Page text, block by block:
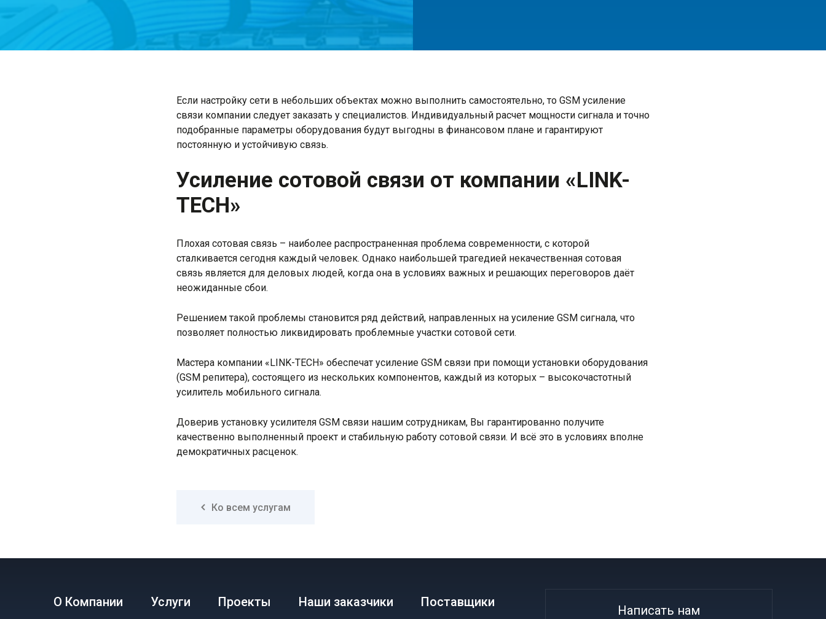
Если настройку сети в небольших объектах можно выполнить самостоятельно, то GSM усиление
связи компании следует заказать у специалистов. Индивидуальный расчет мощности сигнала и точно
подобранные параметры оборудования будут выгодны в финансовом плане и гарантируют
постоянную и устойчивую связь.
Усиление сотовой связи от компании «LINK-
TECH»
Плохая сотовая связь – наиболее распространенная проблема современности, с которой
сталкивается сегодня каждый человек. Однако наибольшей трагедией некачественная сотовая
связь является для деловых людей, когда она в условиях важных и решающих переговоров даёт
неожиданные сбои.
Решением такой проблемы становится ряд действий, направленных на усиление GSM сигнала, что
позволяет полностью ликвидировать проблемные участки сотовой сети.
Мастера компании «LINK-TECH» обеспечат усиление GSM связи при помощи установки оборудования
(GSM репитера), состоящего из нескольких компонентов, каждый из которых – высокочастотный
усилитель мобильного сигнала.
Доверив установку усилителя GSM связи нашим сотрудникам, Вы гарантированно получите
качественно выполненный проект и стабильную работу сотовой связи. И всё это в условиях вполне
демократичных расценок.
Ко всем услугам
О Компании Услуги Проекты Наши заказчики Поставщики
Написать нам